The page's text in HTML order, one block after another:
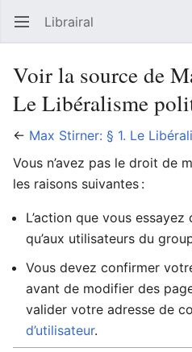
Ouvrir le menu principal Librairal
Voir la source de
Le Libéralisme
← Max Stirner: § 1. Le
Vous n’avez pas le droit de
les raisons suivantes :
L’action que vous essayez
qu’aux utilisateurs du
Vous devez confirmer
avant de modifier des
valider votre adresse de
d’utilisateur.